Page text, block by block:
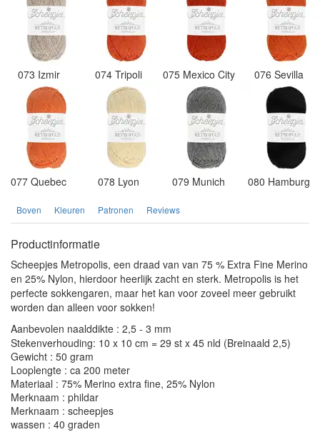
073 Izmir 074 Tripoli 075 Mexico City 076 Sevilla
077 Quebec 078 Lyon 079 Munich 080 Hamburg
Boven Kleuren Patronen Reviews
Productinformatie
Scheepjes Metropolis, een draad van van 75 % Extra Fine Merino
en 25% Nylon, hierdoor heerlijk zacht en sterk. Metropolis is het
perfecte sokkengaren, maar het kan voor zoveel meer gebruikt
worden dan alleen voor sokken!
Aanbevolen naalddikte : 2,5 - 3 mm
Stekenverhouding: 10 x 10 cm = 29 st x 45 nld (Breinaald 2,5)
Gewicht : 50 gram
Looplengte : ca 200 meter
Materiaal : 75% Merino extra fine, 25% Nylon
Merknaam : phildar
Merknaam : scheepjes
wassen : 40 graden